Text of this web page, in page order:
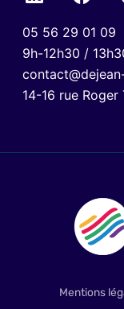
05 56 29 01 09
9h-12h30 /
14-16 rue
Mentions